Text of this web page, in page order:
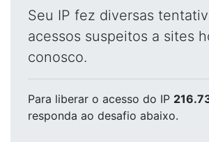
Seu IP fez diversas
acessos suspeitos a sites
conosco.
Para liberar o acesso do IP
responda ao desafio abaixo.